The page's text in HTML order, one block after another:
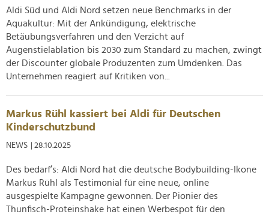
Aldi Süd und Aldi Nord setzen neue Benchmarks in der
Aquakultur: Mit der Ankündigung, elektrische
Betäubungsverfahren und den Verzicht auf
Augenstielablation bis 2030 zum Standard zu machen, zwingt
der Discounter globale Produzenten zum Umdenken. Das
Unternehmen reagiert auf Kritiken von...
Markus Rühl kassiert bei Aldi für Deutschen
Kinderschutzbund
NEWS | 28.10.2025
Des bedarf’s: Aldi Nord hat die deutsche Bodybuilding-Ikone
Markus Rühl als Testimonial für eine neue, online
ausgespielte Kampagne gewonnen. Der Pionier des
Thunfisch-Proteinshake hat einen Werbespot für den